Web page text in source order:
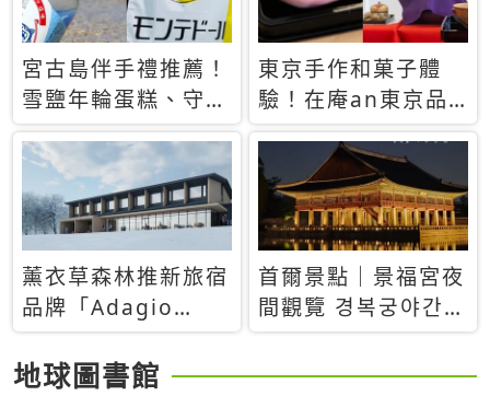
宮古島伴手禮推薦！
雪鹽年輪蛋糕、守護
君餅乾，10款必買
清單
東京手作和菓子體
驗！在庵an東京品
味本格派日本茶道
薰衣草森林推新旅宿
品牌「Adagio
Retreat」！首間選
址北海道8月開幕
首爾景點｜景福宮夜
間觀覽 경복궁야간관
람：2026年開放時
間、購票方式、實訪
地球圖書館